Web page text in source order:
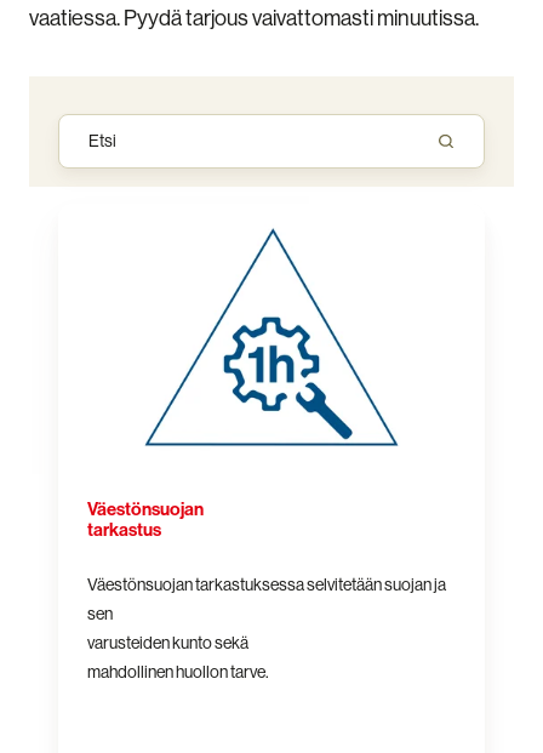
vaatiessa. Pyydä tarjous vaivattomasti minuutissa.
Väestönsuojan
tarkastus
Väestönsuojan tarkastuksessa selvitetään suojan ja
sen
varusteiden kunto sekä
mahdollinen huollon tarve.